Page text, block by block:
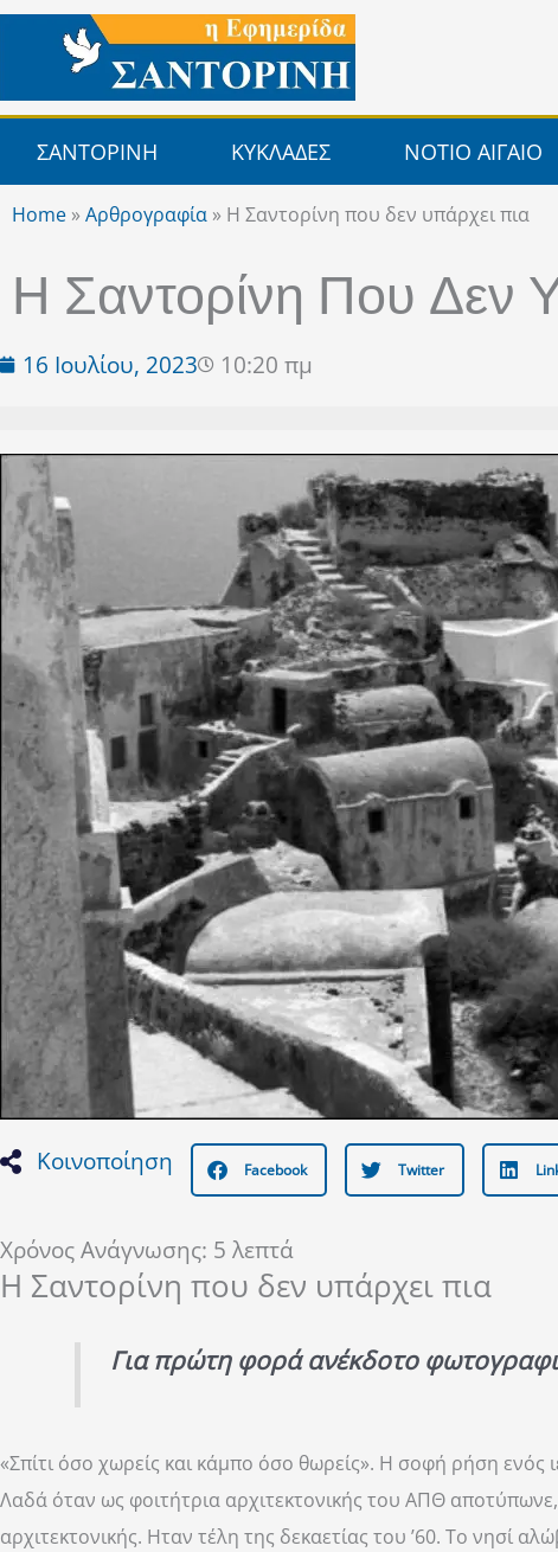
Μετάβαση
περιεχόμενο
ΣΑΝΤΟΡΙΝΗ ΚΥΚΛΑΔΕΣ ΝΟΤΙΟ ΑΙΓΑΙΟ
Home »Αρθρογραφία » Η Σαντορίνη που δεν υπάρχει πια
Η Σαντορίνη Που Δεν
16 Ιουλίου, 2023 10:20 πμ
Κοινοποίηση Facebook Twitter
Χρόνος Ανάγνωσης: 5 λεπτά
Η Σαντορίνη που δεν υπάρχει πια
Για πρώτη φορά ανέκδοτο
«Σπίτι όσο χωρείς και κάμπο όσο θωρείς». Η σοφή ρήση ενός
Λαδά όταν ως φοιτήτρια αρχιτεκτονικής του ΑΠΘ
αρχιτεκτονικής. Ηταν τέλη της δεκαετίας του ’60. Το νησί